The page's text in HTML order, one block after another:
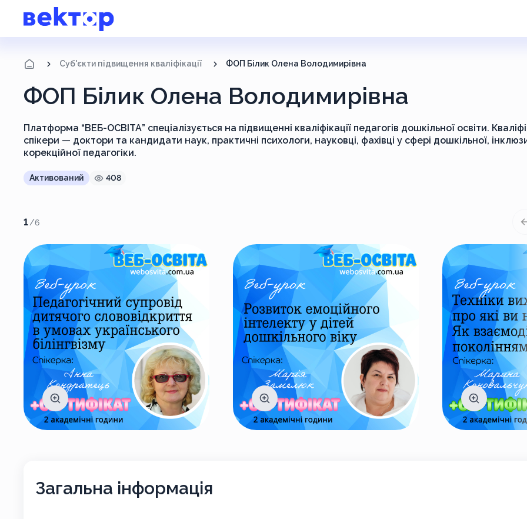
Суб'єкти підвищення кваліфікації ФОП Білик Олена Володимирівна
ФОП Білик Олена Володимирівна
Платформа “ВЕБ-ОСВІТА” спеціалізується на підвищенні кваліфікації педагогів дошкільної освіти.
спікери — доктори та кандидати наук, практичні психологи, науковці, фахівці у сфері дошкільної,
корекційної педагогіки.
Активований 408
1/6
Загальна інформація